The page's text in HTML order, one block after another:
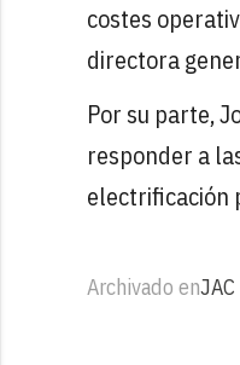
costes
directora
Por su parte,
responder a
electrificación
Archivado enJAC